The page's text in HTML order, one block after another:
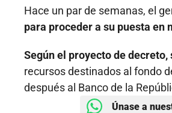
Hace un par de semanas, el
para proceder a su puesta en
Según el proyecto de
recursos destinados al fondo
después al Banco de la
Únase a